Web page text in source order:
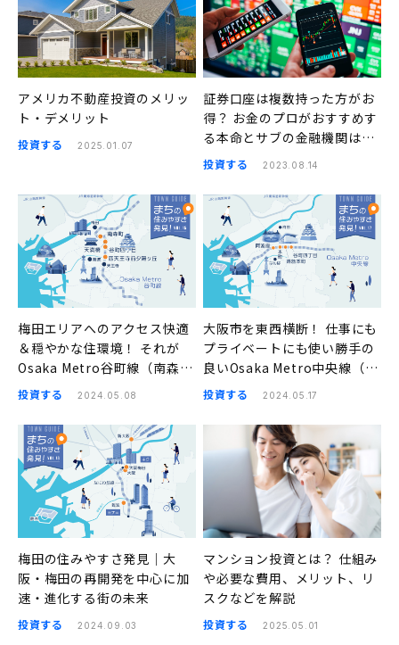
アメリカ不動産投資のメリッ
ト・デメリット
投資する 2025.01.07
証券口座は複数持った方がお
得？ お金のプロがおすすめす
る本命とサブの金融機関はこ
ちら
投資する 2023.08.14
梅田エリアへのアクセス快適
＆穏やかな住環境！ それが
Osaka Metro谷町線（南森
町、天満橋、谷町四丁目、四
まちの住みやすさ発見
投資する 2024.05.08
大阪市を東西横断！ 仕事にも
プライベートにも使い勝手の
良いOsaka Metro中央線（阿
波座、本町、堺筋本町、谷町
発見
投資する 2024.05.17
梅田の住みやすさ発見｜大
阪・梅田の再開発を中心に加
速・進化する街の未来
投資する 2024.09.03
マンション投資とは？ 仕組み
や必要な費用、メリット、リ
スクなどを解説
投資する 2025.05.01